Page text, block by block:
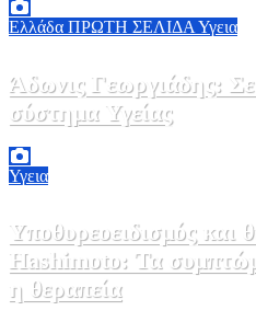
Ελλάδα ΠΡΩΤΗ ΣΕΛΙΔΑΥγεια
Άδωνις Γεωργιάδης:
σύστημα Υγείας
Υγεια
Υποθυρεοειδισμός και
Hashimoto: Τα
η θεραπεία